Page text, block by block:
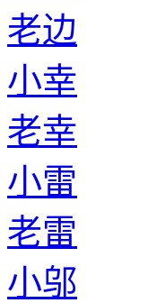
老边
小幸
老幸
小雷
老雷
小邬